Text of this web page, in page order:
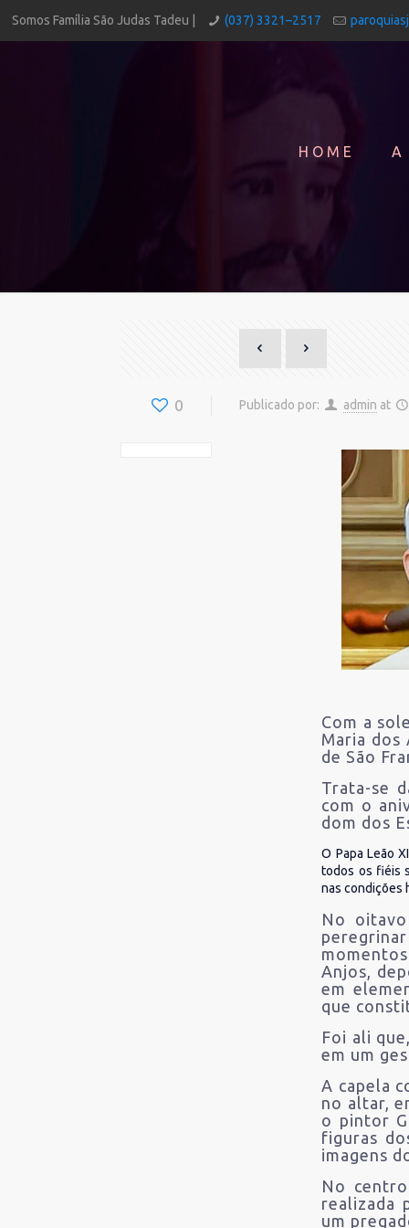
Somos Família São Judas Tadeu | (037) 3321–2517
HOME A
0 Publicado por: admin at
Com a
Maria dos
de São
Trata-se
com o
dom dos
O Papa Leão
todos os fiéis
nas condições
No
Anjos,
em
que
Foi ali
em um
A capela
no altar,
o pintor
figuras
imagens
No
realizada
um